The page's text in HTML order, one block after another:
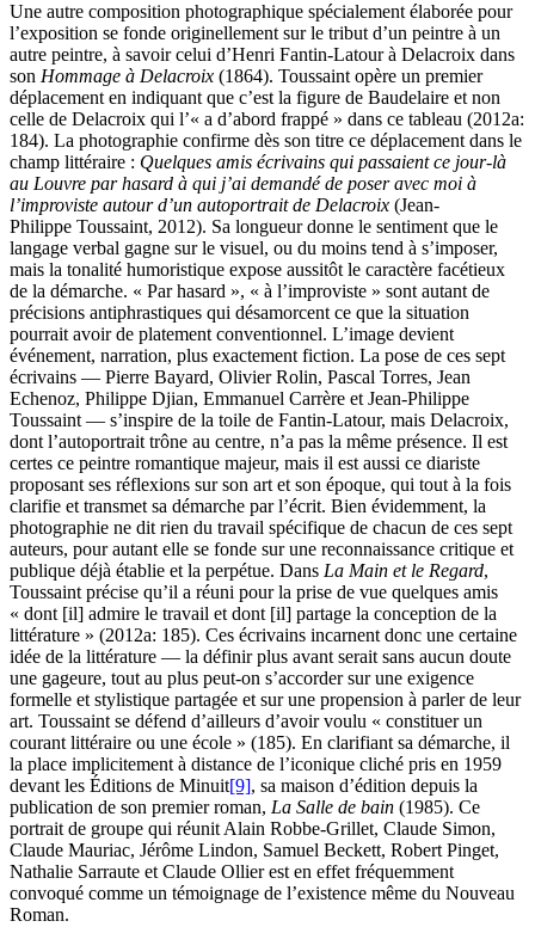
Une autre composition photographique spécialement élaborée pour
l’exposition se fonde originellement sur le tribut d’un peintre à un
autre peintre, à savoir celui d’Henri Fantin-Latour à Delacroix dans
son Hommage à Delacroix (1864). Toussaint opère un premier
déplacement en indiquant que c’est la figure de Baudelaire et non
celle de Delacroix qui l’« a d’abord frappé » dans ce tableau (2012a:
184). La photographie confirme dès son titre ce déplacement dans le
champ littéraire : Quelques amis écrivains qui passaient ce jour-là
au Louvre par hasard à qui j’ai demandé de poser avec moi à
l’improviste autour d’un autoportrait de Delacroix (Jean-
Philippe Toussaint, 2012). Sa longueur donne le sentiment que le
langage verbal gagne sur le visuel, ou du moins tend à s’imposer,
mais la tonalité humoristique expose aussitôt le caractère facétieux
de la démarche. « Par hasard », « à l’improviste » sont autant de
précisions antiphrastiques qui désamorcent ce que la situation
pourrait avoir de platement conventionnel. L’image devient
événement, narration, plus exactement fiction. La pose de ces sept
écrivains — Pierre Bayard, Olivier Rolin, Pascal Torres, Jean
Echenoz, Philippe Djian, Emmanuel Carrère et Jean-Philippe
Toussaint — s’inspire de la toile de Fantin-Latour, mais Delacroix,
dont l’autoportrait trône au centre, n’a pas la même présence. Il est
certes ce peintre romantique majeur, mais il est aussi ce diariste
proposant ses réflexions sur son art et son époque, qui tout à la fois
clarifie et transmet sa démarche par l’écrit. Bien évidemment, la
photographie ne dit rien du travail spécifique de chacun de ces sept
auteurs, pour autant elle se fonde sur une reconnaissance critique et
publique déjà établie et la perpétue. Dans La Main et le Regard,
Toussaint précise qu’il a réuni pour la prise de vue quelques amis
« dont [il] admire le travail et dont [il] partage la conception de la
littérature » (2012a: 185). Ces écrivains incarnent donc une certaine
idée de la littérature — la définir plus avant serait sans aucun doute
une gageure, tout au plus peut-on s’accorder sur une exigence
formelle et stylistique partagée et sur une propension à parler de leur
art. Toussaint se défend d’ailleurs d’avoir voulu « constituer un
courant littéraire ou une école » (185). En clarifiant sa démarche, il
la place implicitement à distance de l’iconique cliché pris en 1959
devant les Éditions de Minuit[9], sa maison d’édition depuis la
publication de son premier roman, La Salle de bain (1985). Ce
portrait de groupe qui réunit Alain Robbe-Grillet, Claude Simon,
Claude Mauriac, Jérôme Lindon, Samuel Beckett, Robert Pinget,
Nathalie Sarraute et Claude Ollier est en effet fréquemment
convoqué comme un témoignage de l’existence même du Nouveau
Roman.